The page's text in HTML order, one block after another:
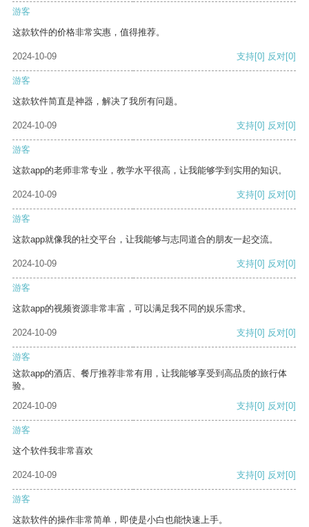
游客
这款软件的价格非常实惠，值得推荐。
2024-10-09 支持[0] 反对[0]
游客
这款软件简直是神器，解决了我所有问题。
2024-10-09 支持[0] 反对[0]
游客
这款app的老师非常专业，教学水平很高，让我能够学到实用的知识。
2024-10-09 支持[0] 反对[0]
游客
这款app就像我的社交平台，让我能够与志同道合的朋友一起交流。
2024-10-09 支持[0] 反对[0]
游客
这款app的视频资源非常丰富，可以满足我不同的娱乐需求。
2024-10-09 支持[0] 反对[0]
游客
这款app的酒店、餐厅推荐非常有用，让我能够享受到高品质的旅行体
验。
2024-10-09
支持[0] 反对[0]
游客
这个软件我非常喜欢
2024-10-09 支持[0] 反对[0]
游客
这款软件的操作非常简单，即使是小白也能快速上手。